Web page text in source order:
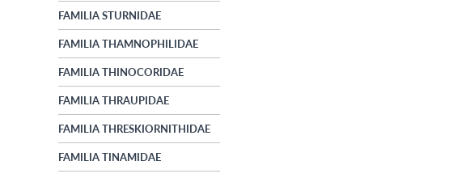
FAMILIA STURNIDAE
FAMILIA THAMNOPHILIDAE
FAMILIA THINOCORIDAE
FAMILIA THRAUPIDAE
FAMILIA THRESKIORNITHIDAE
FAMILIA TINAMIDAE